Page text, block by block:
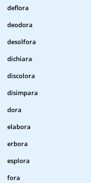
deflora
deodora
desolfora
dichiara
discolora
disimpara
dora
elabora
erbora
esplora
fora